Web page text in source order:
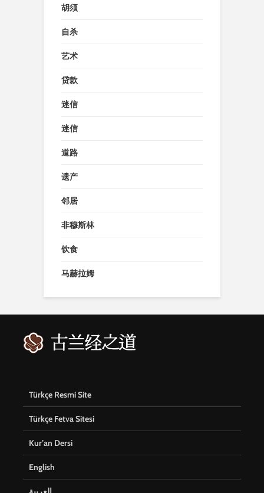
胡须
自杀
艺术
贷款
迷信
迷信
道路
遗产
邻居
非穆斯林
饮食
马赫拉姆
Türkçe Resmi Site
Türkçe Fetva Sitesi
Kur’an Dersi
English